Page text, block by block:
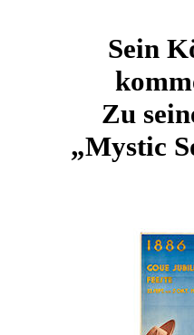
Sein
Zu
„Mystic